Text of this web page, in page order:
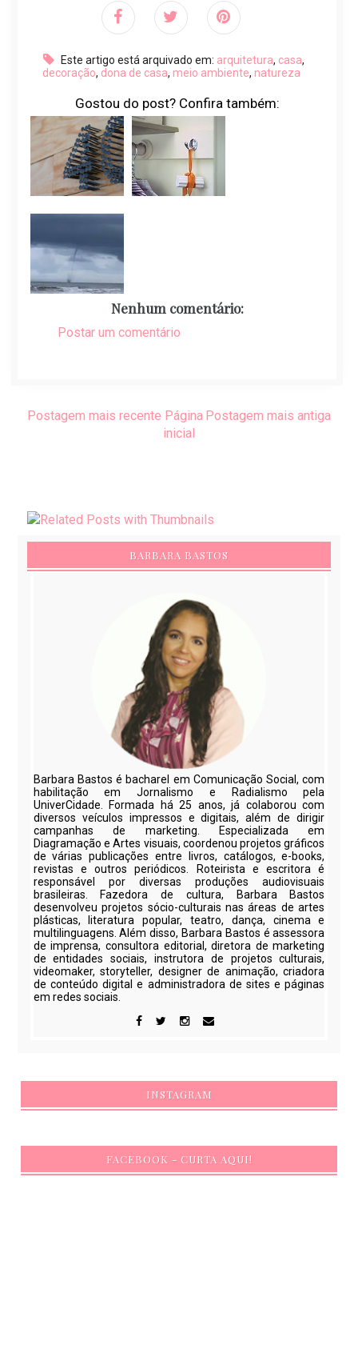
Este artigo está arquivado em: arquitetura, casa,
decoração, dona de casa, meio ambiente, natureza
Gostou do post? Confira também:
Nenhum comentário:
Postar um comentário
Postagem mais recente Postagem mais antiga
Página
inicial
BARBARA BASTOS
Barbara Bastos é bacharel em Comunicação Social, com
habilitação em Jornalismo e Radialismo pela
UniverCidade. Formada há 25 anos, já colaborou com
diversos veículos impressos e digitais, além de dirigir
campanhas de marketing. Especializada em
Diagramação e Artes visuais, coordenou projetos gráficos
de várias publicações entre livros, catálogos, e-books,
revistas e outros periódicos. Roteirista e escritora é
responsável por diversas produções audiovisuais
brasileiras. Fazedora de cultura, Barbara Bastos
desenvolveu projetos sócio-culturais nas áreas de artes
plásticas, literatura popular, teatro, dança, cinema e
multilinguagens. Além disso, Barbara Bastos é assessora
de imprensa, consultora editorial, diretora de marketing
de entidades sociais, instrutora de projetos culturais,
videomaker, storyteller, designer de animação, criadora
de conteúdo digital e administradora de sites e páginas
em redes sociais.
INSTAGRAM
FACEBOOK - CURTA AQUI!